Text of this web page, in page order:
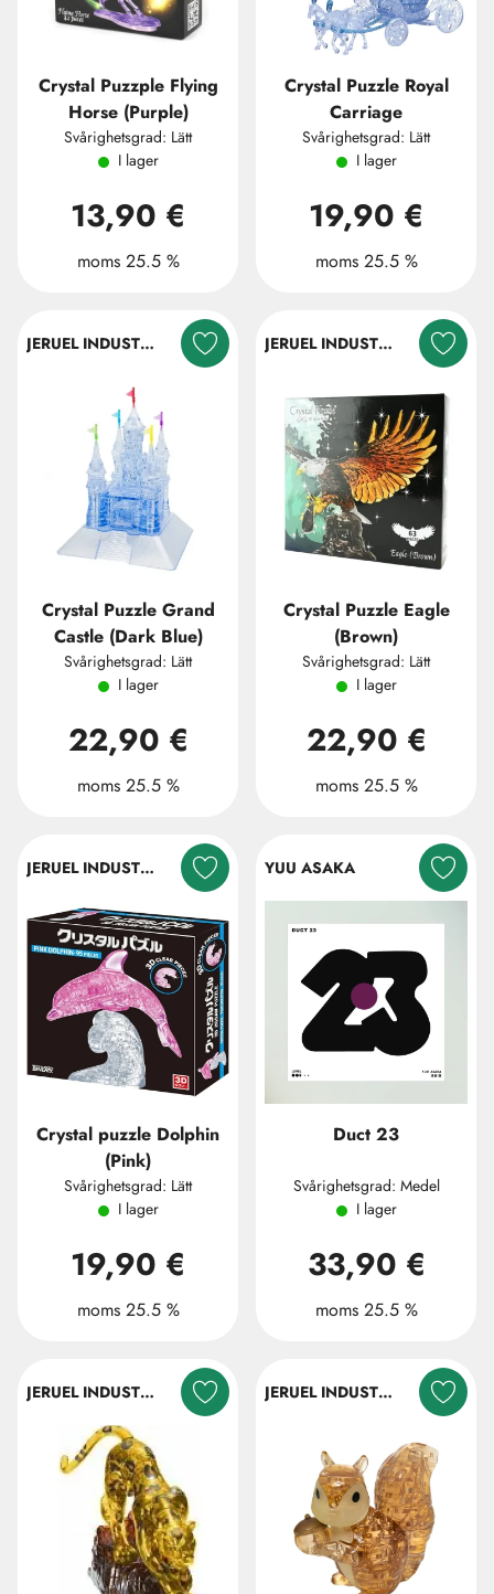
Crystal Puzzple Flying
Horse (Purple)
Svårighetsgrad: Lätt
I lager
13,90 €
moms 25.5 %
Crystal Puzzle Royal
Carriage
Svårighetsgrad: Lätt
I lager
19,90 €
moms 25.5 %
JERUEL INDUSTRIAL COMPANY LTD.
Crystal Puzzle Grand
Castle (Dark Blue)
Svårighetsgrad: Lätt
I lager
22,90 €
moms 25.5 %
JERUEL INDUSTRIAL COMPANY LTD.
Crystal Puzzle Eagle
(Brown)
Svårighetsgrad: Lätt
I lager
22,90 €
moms 25.5 %
JERUEL INDUSTRIAL COMPANY LTD.
Crystal puzzle Dolphin
(Pink)
Svårighetsgrad: Lätt
I lager
19,90 €
moms 25.5 %
YUU ASAKA
Duct 23
Svårighetsgrad: Medel
I lager
33,90 €
moms 25.5 %
JERUEL INDUSTRIAL COMPANY LTD. JERUEL INDUSTRIAL COMPANY LTD.